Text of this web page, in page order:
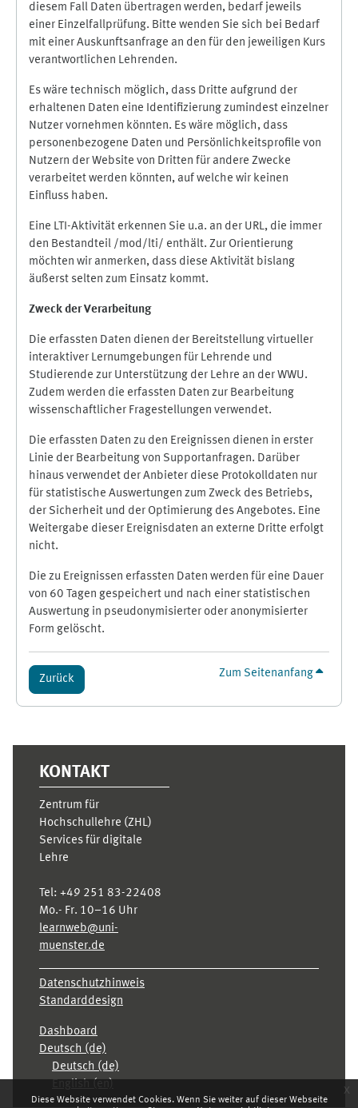
Diese Website verwendet Cookies. Wenn Sie weiter auf dieser Webseite
x
diesem Fall Daten übertragen werden, bedarf jeweils
einer Einzelfallprüfung. Bitte wenden Sie sich bei Bedarf
mit einer Auskunftsanfrage an den für den jeweiligen Kurs
verantwortlichen Lehrenden.
Es wäre technisch möglich, dass Dritte aufgrund der
erhaltenen Daten eine Identifizierung zumindest einzelner
Nutzer vornehmen könnten. Es wäre möglich, dass
personenbezogene Daten und Persönlichkeitsprofile von
Nutzern der Website von Dritten für andere Zwecke
verarbeitet werden könnten, auf welche wir keinen
Einfluss haben.
Eine LTI-Aktivität erkennen Sie u.a. an der URL, die immer
den Bestandteil /mod/lti/ enthält. Zur Orientierung
möchten wir anmerken, dass diese Aktivität bislang
äußerst selten zum Einsatz kommt.
Zweck der Verarbeitung
Die erfassten Daten dienen der Bereitstellung virtueller
interaktiver Lernumgebungen für Lehrende und
Studierende zur Unterstützung der Lehre an der WWU.
Zudem werden die erfassten Daten zur Bearbeitung
wissenschaftlicher Fragestellungen verwendet.
Die erfassten Daten zu den Ereignissen dienen in erster
Linie der Bearbeitung von Supportanfragen. Darüber
hinaus verwendet der Anbieter diese Protokolldaten nur
für statistische Auswertungen zum Zweck des Betriebs,
der Sicherheit und der Optimierung des Angebotes. Eine
Weitergabe dieser Ereignisdaten an externe Dritte erfolgt
nicht.
Die zu Ereignissen erfassten Daten werden für eine Dauer
von 60 Tagen gespeichert und nach einer statistischen
Auswertung in pseudonymisierter oder anonymisierter
Form gelöscht.
Zurück Zum Seitenanfang
KONTAKT
Zentrum für
Hochschullehre (ZHL)
Services für digitale
Lehre
Tel: +49 251 83-22408
Mo.- Fr. 10–16 Uhr
learnweb@uni-
muenster.de
Datenschutzhinweis
Standarddesign
Dashboard
Deutsch ‎(de)‎
Deutsch ‎(de)‎